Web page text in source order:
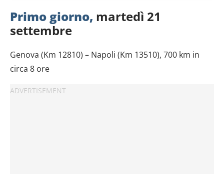
Primo giorno, martedì 21
settembre
Genova (Km 12810) – Napoli (Km 13510), 700 km in
circa 8 ore